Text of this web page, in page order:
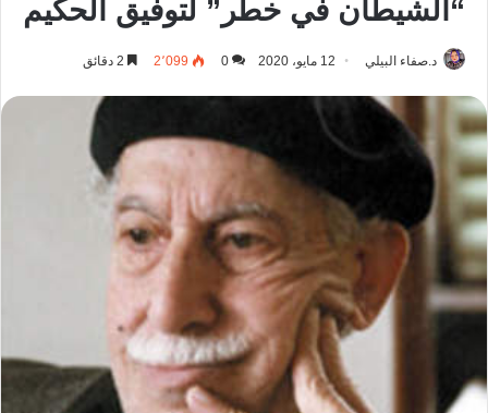
“الشيطان في خطر” لتوفيق الحكيم
د.صفاء البيلي 12 مايو، 2020 0 2٬099